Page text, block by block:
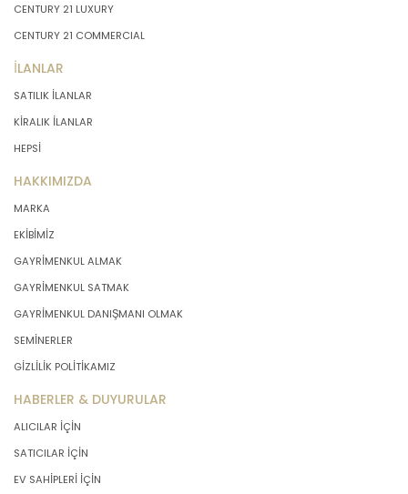
CENTURY 21 LUXURY
CENTURY 21 COMMERCIAL
İLANLAR
SATILIK İLANLAR
KİRALIK İLANLAR
HEPSİ
HAKKIMIZDA
MARKA
EKİBİMİZ
GAYRİMENKUL ALMAK
GAYRİMENKUL SATMAK
GAYRİMENKUL DANIŞMANI OLMAK
SEMİNERLER
GİZLİLİK POLİTİKAMIZ
HABERLER & DUYURULAR
ALICILAR İÇİN
SATICILAR İÇİN
EV SAHİPLERİ İÇİN